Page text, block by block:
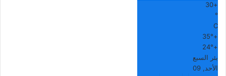
+
30
°
C
+
35°
+
24°
بئر السبع
الأحد, 09